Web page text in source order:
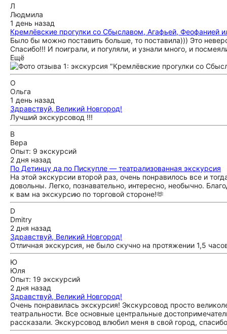
Л
Людмила
1 день назад
Кремлёвские прогулки со Сбыславом, Агафьей, Феофанией
Было бы можно поставить больше, то поставила))) Это
Спасибо!!! И поиграли, и погуляли, и узнали много, и
Ещё
О
Ольга
1 день назад
Здравствуй, Великий Новгород!
Лучший экскурсовод !!!
В
Вера
Опыт: 9 экскурсий
2 дня назад
По Детинцу да по Пискупле — театрализованная экскурсия
На этой экскурсии второй раз, очень понравилось все и
довольны. Легко, познавательно, интересно, необычно.
к вам на экскурсию по торговой стороне!🫶
D
Dmitry
2 дня назад
Здравствуй, Великий Новгород!
Отличная экскурсия, не было скучно на протяжении 1,5
Ю
Юля
Опыт: 19 экскурсий
2 дня назад
Здравствуй, Великий Новгород!
Очень понравилась экскурсия! Экскурсовод просто
театральности. Все основные центральные
рассказали. Экскурсовод влюбил меня в свой город,